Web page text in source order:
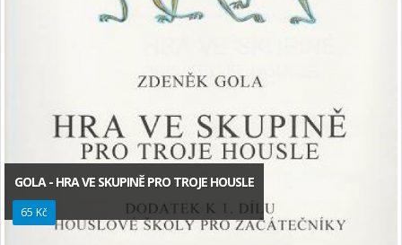
GOLA - HRA VE SKUPINĚ PRO TROJE HOUSLE
65 Kč